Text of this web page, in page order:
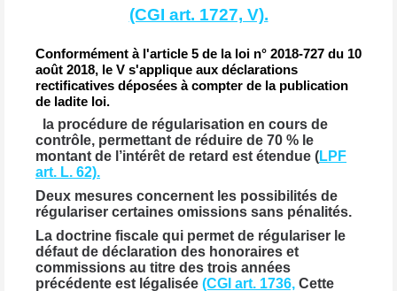
(CGI art. 1727, V).
Conformément à l'article 5 de la loi n° 2018-727 du 10
août 2018, le V s'applique aux déclarations
rectificatives déposées à compter de la publication
de ladite loi.
la procédure de régularisation en cours de
contrôle, permettant de réduire de 70 % le
montant de l’intérêt de retard est étendue (LPF
art. L. 62).
Deux mesures concernent les possibilités de
régulariser certaines omissions sans pénalités.
La doctrine fiscale qui permet de régulariser le
défaut de déclaration des honoraires et
commissions au titre des trois années
précédente est légalisée (CGI art. 1736, Cette